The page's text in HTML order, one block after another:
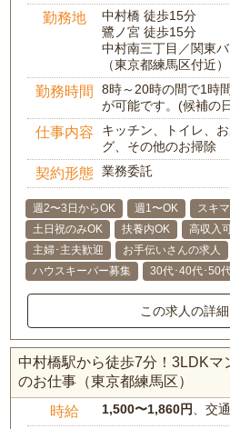
勤務地
中村橋 徒歩15分
鷺ノ宮 徒歩15分
中村南三丁目／関東
（東京都練馬区付近）
勤務時間
8時～20時の間で1時
が可能です。(候補の
仕事内容
キッチン、トイレ、
グ、その他のお掃除
契約形態 業務委託
週2〜3日からOK 週1〜OK
スキ
土日祝のみOK
扶養内OK 高収入
主婦･主夫歓迎
お手伝いさんの求人
ハウスキーパー募集
30代･40代･50
この求人の詳
中村橋駅から徒歩7分！3LDKマ
のお仕事（東京都練馬区）
時給 1,500〜1,860円、交